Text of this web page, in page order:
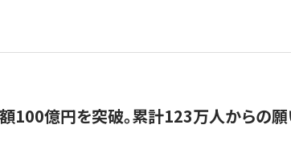
100億円を突破。累計123万人からの